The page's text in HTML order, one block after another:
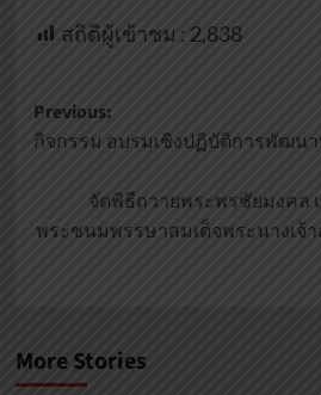
สถิติผู้เข้าชม : 2,838
Previous:
กิจกรรม อบรมเชิงปฏิบัติการพัฒน
จัดพิธีถวายพระพรชัยมงคล
พระชนมพรรษาสมเด็จพระนางเจ้
More Stories